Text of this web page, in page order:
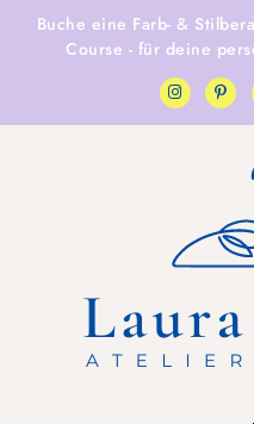
Buche eine Farb- &
Course - für deine